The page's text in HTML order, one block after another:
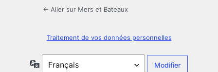
← Aller sur Mers et Bateaux
Traitement de vos données personnelles
Langue